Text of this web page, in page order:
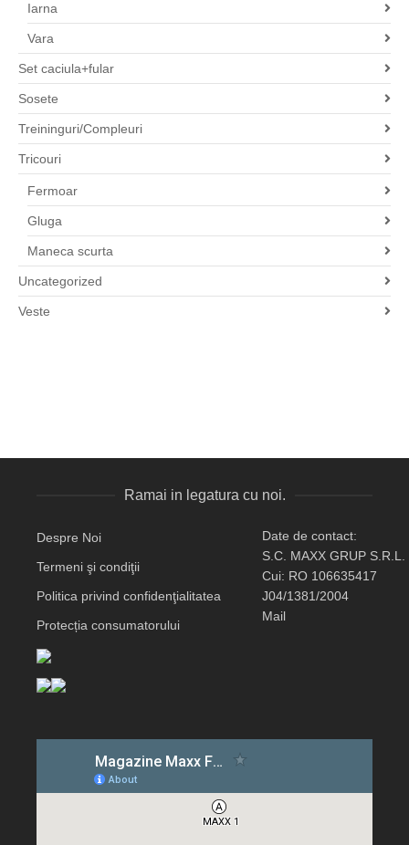
Iarna
Vara
Set caciula+fular
Sosete
Treininguri/Compleuri
Tricouri
Fermoar
Gluga
Maneca scurta
Uncategorized
Veste
Ramai in legatura cu noi.
Despre Noi
Termeni şi condiţii
Politica privind confidenţialitatea
Protecția consumatorului
Date de contact:
S.C. MAXX GRUP S.R.L.
Cui: RO 106635417
J04/1381/2004
Mail